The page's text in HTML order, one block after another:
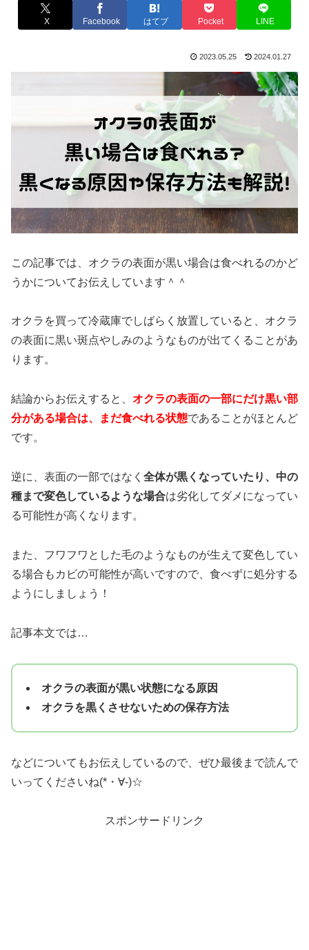
X Facebook はてブ Pocket LINE
2023.05.25 2024.01.27
この記事では、オクラの表面が黒い場合は食べれるのかど
うかについてお伝えしています＾＾
オクラを買って冷蔵庫でしばらく放置していると、オクラ
の表面に黒い斑点やしみのようなものが出てくることがあ
ります。
結論からお伝えすると、 オクラの表面の一部にだけ黒い部
分がある場合は、まだ食べれる状態であることがほとんど
です。
逆に、表面の一部ではなく 全体が黒くなっていたり、中の
種まで変色しているような場合は劣化してダメになってい
る可能性が高くなります。
また、フワフワとした毛のようなものが生えて変色してい
る場合もカビの可能性が高いですので、食べずに処分する
ようにしましょう！
記事本文では…
オクラの表面が黒い状態になる原因
オクラを黒くさせないための保存方法
などについてもお伝えしているので、ぜひ最後まで読んで
いってくださいね(*・∀-)☆
スポンサードリンク